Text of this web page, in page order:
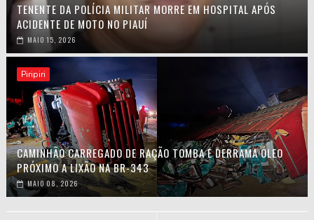
TENENTE DA POLÍCIA MILITAR MORRE EM HOSPITAL APÓS
ACIDENTE DE MOTO NO PIAUÍ
MAIO 15, 2026
Piripiri
CAMINHÃO CARREGADO DE RAÇÃO TOMBA E DERRAMA ÓLEO
PRÓXIMO A LIXÃO NA BR-343
MAIO 08, 2026